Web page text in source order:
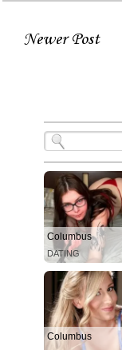
Newer Post
Columbus
DATING
Columbus